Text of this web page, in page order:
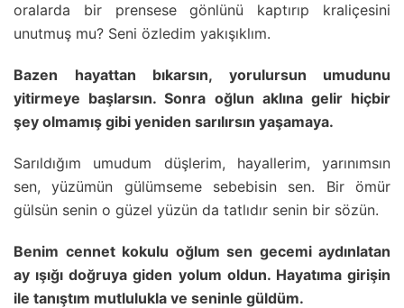
oralarda bir prensese gönlünü kaptırıp kraliçesini
unutmuş mu? Seni özledim yakışıklım.
Bazen hayattan bıkarsın, yorulursun umudunu
yitirmeye başlarsın. Sonra oğlun aklına gelir hiçbir
şey olmamış gibi yeniden sarılırsın yaşamaya.
Sarıldığım umudum düşlerim, hayallerim, yarınımsın
sen, yüzümün gülümseme sebebisin sen. Bir ömür
gülsün senin o güzel yüzün da tatlıdır senin bir sözün.
Benim cennet kokulu oğlum sen gecemi aydınlatan
ay ışığı doğruya giden yolum oldun. Hayatıma girişin
ile tanıştım mutlulukla ve seninle güldüm.